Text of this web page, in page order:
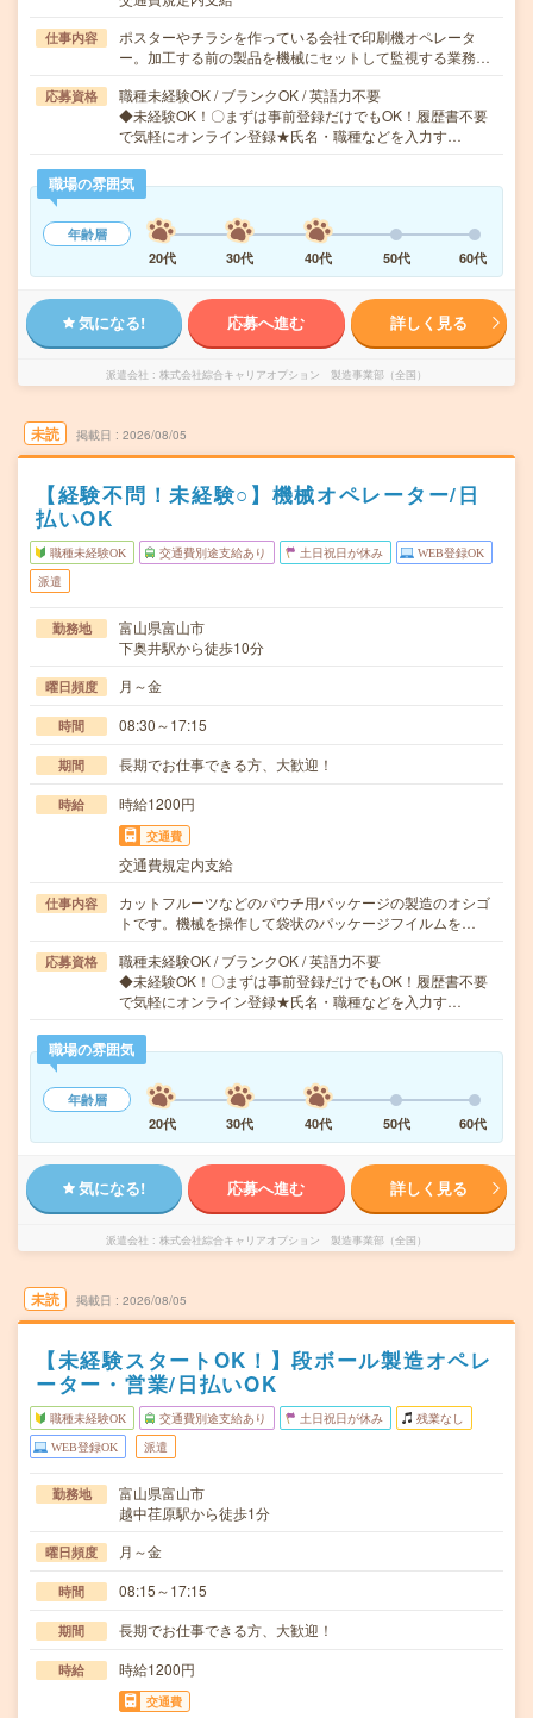
仕事内容
ポスターやチラシを作っている会社で印刷機オペレータ
ー。加工する前の製品を機械にセットして監視する業務…
応募資格
職種未経験OK / ブランクOK / 英語力不要
◆未経験OK！〇まずは事前登録だけでもOK！履歴書不要
で気軽にオンライン登録★氏名・職種などを入力す…
職場の雰囲気
年齢層
20代
30代 40代 50代 60代
気になる! 応募へ進む 詳しく見る
派遣会社 株式会社綜合キャリアオプション 製造事業部（全国）
未読 掲載日 2026/08/05
【経験不問！未経験○】機械オペレーター/日
払いOK
職種未経験OK 交通費別途支給あり 土日祝日が休み WEB登録OK
派遣
勤務地
富山県富山市
下奥井駅から徒歩10分
曜日頻度 月～金
時間 08:30～17:15
期間 長期でお仕事できる方、大歓迎！
時給 時給1200円
交通費
交通費規定内支給
仕事内容
カットフルーツなどのパウチ用パッケージの製造のオシゴ
トです。機械を操作して袋状のパッケージフイルムを…
応募資格
職種未経験OK / ブランクOK / 英語力不要
◆未経験OK！〇まずは事前登録だけでもOK！履歴書不要
で気軽にオンライン登録★氏名・職種などを入力す…
職場の雰囲気
年齢層
20代
30代 40代 50代 60代
気になる! 応募へ進む 詳しく見る
派遣会社 株式会社綜合キャリアオプション 製造事業部（全国）
未読 掲載日 2026/08/05
【未経験スタートOK！】段ボール製造オペレ
ーター・営業/日払いOK
職種未経験OK 交通費別途支給あり 土日祝日が休み 残業なし
WEB登録OK 派遣
勤務地
富山県富山市
越中荏原駅から徒歩1分
曜日頻度 月～金
時間 08:15～17:15
期間 長期でお仕事できる方、大歓迎！
時給 時給1200円
交通費